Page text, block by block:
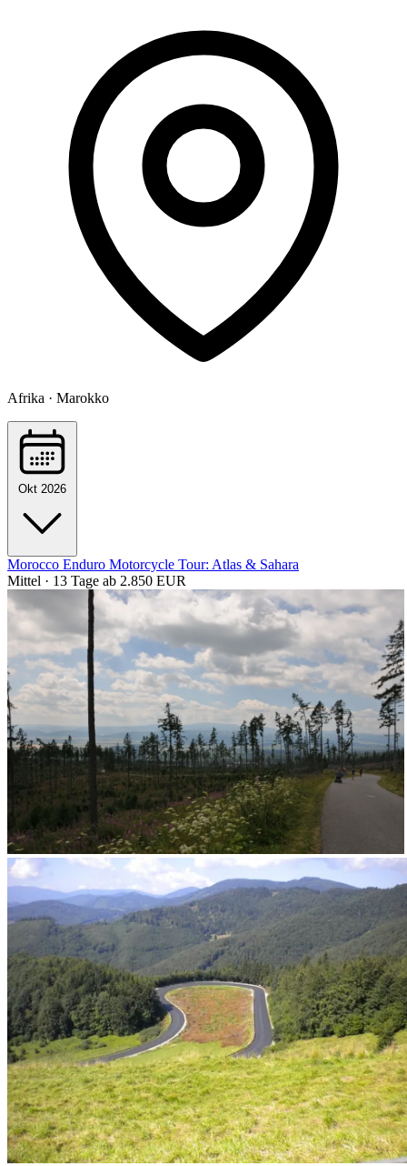
Afrika · Marokko
Okt 2026
Morocco Enduro Motorcycle Tour: Atlas & Sahara
Mittel · 13 Tage ab 2.850 EUR